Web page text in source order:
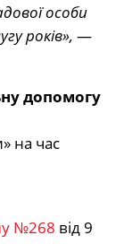
особи
років», —
допомогу
на час
№268 від 9